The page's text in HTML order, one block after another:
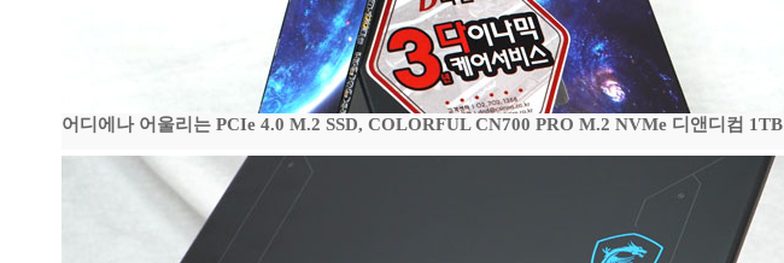
어디에나 어울리는 PCIe 4.0 M.2 SSD, COLORFUL CN700 PRO M.2 NVMe 디앤디컴 1TB